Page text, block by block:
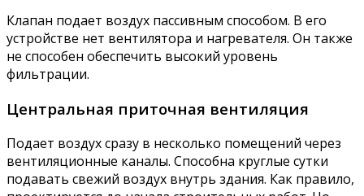
Клапан подает воздух пассивным способом. В его
устройстве нет вентилятора и нагревателя. Он также
не способен обеспечить высокий уровень
фильтрации.
Центральная приточная вентиляция
Подает воздух сразу в несколько помещений через
вентиляционные каналы. Способна круглые сутки
подавать свежий воздух внутрь здания. Как правило,